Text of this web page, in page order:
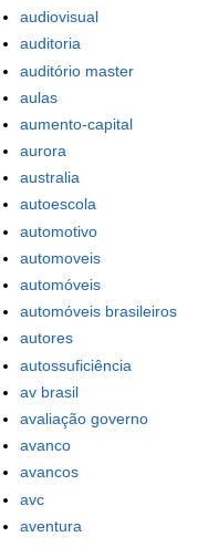
audiovisual
auditoria
auditório master
aulas
aumento-capital
aurora
australia
autoescola
automotivo
automoveis
automóveis
automóveis brasileiros
autores
autossuficiência
av brasil
avaliação governo
avanco
avancos
avc
aventura